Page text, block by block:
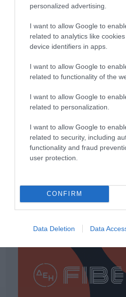
personalized advertising.
I want to allow Google to
related to analytics like
device identifiers in apps.
I want to allow Google to
related to functionality of the
I want to allow Google to
related to personalization.
I want to allow Google to
related to security, including
functionality and fraud
user protection.
CONFIRM
Data Deletion Data
ΕΕΤΑΑ